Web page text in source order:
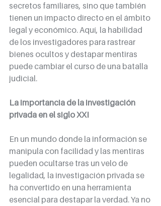
secretos familiares, sino que también
tienen un impacto directo en el ámbito
legal y económico. Aquí, la habilidad
de los investigadores para rastrear
bienes ocultos y destapar mentiras
puede cambiar el curso de una batalla
judicial.
La importancia de la investigación
privada en el siglo XXI
En un mundo donde la información se
manipula con facilidad y las mentiras
pueden ocultarse tras un velo de
legalidad, la investigación privada se
ha convertido en una herramienta
esencial para destapar la verdad. Ya no